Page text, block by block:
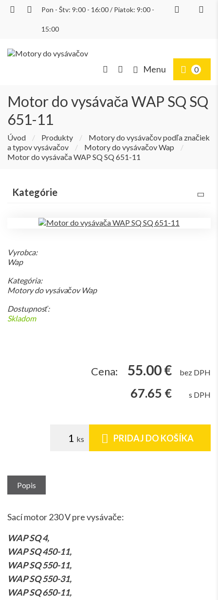
Pon - Štv: 9:00 - 16:00 / Piatok: 9:00 -
15:00
Menu 0
Motor do vysávača WAP SQ SQ
651-11
Úvod / Produkty /
Motory do vysávačov podľa značiek
a typov vysávačov
/ Motory do vysávačov Wap
/
Motor do vysávača WAP SQ SQ 651-11
Vyrobca:
Wap
Kategória:
Motory do vysávačov Wap
Dostupnosť:
Skladom
Cena: 55.00 € bez DPH
67.65 € s DPH
PRIDAJ DO KOŠÍKA
Popis
Sací motor 230 V pre vysávače:
WAP SQ 4,
WAP SQ 450-11,
WAP SQ 550-11,
WAP SQ 550-31,
WAP SQ 650-11,
Kategórie